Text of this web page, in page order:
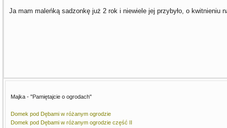
Ja mam maleńką sadzonkę już 2 rok i niewiele jej przybyło, o kwitnieniu
Majka - "Pamiętajcie o ogrodach"
Domek pod Dębami w różanym ogrodzie
Domek pod Dębami w różanym ogrodzie część II